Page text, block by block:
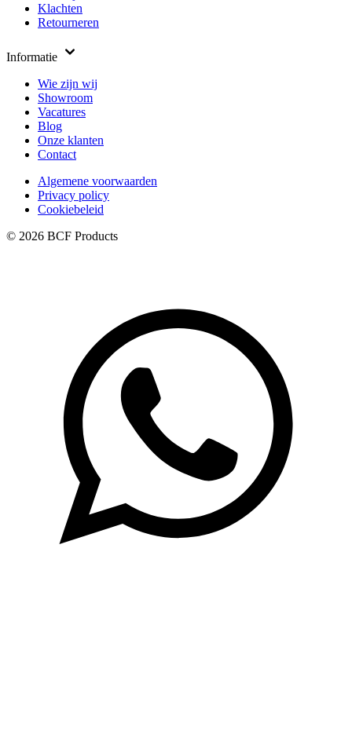
Klachten
Retourneren
Informatie
Wie zijn wij
Showroom
Vacatures
Blog
Onze klanten
Contact
Algemene voorwaarden
Privacy policy
Cookiebeleid
© 2026 BCF Products